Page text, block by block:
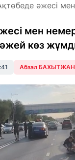
әжесі мен
мен
әжей көз
Абзал